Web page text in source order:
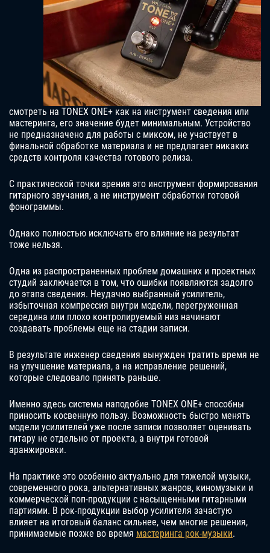
смотреть на TONEX ONE+ как на инструмент сведения или
мастеринга, его значение будет минимальным. Устройство
не предназначено для работы с миксом, не участвует в
финальной обработке материала и не предлагает никаких
средств контроля качества готового релиза.
С практической точки зрения это инструмент формирования
гитарного звучания, а не инструмент обработки готовой
фонограммы.
Однако полностью исключать его влияние на результат
тоже нельзя.
Одна из распространенных проблем домашних и проектных
студий заключается в том, что ошибки появляются задолго
до этапа сведения. Неудачно выбранный усилитель,
избыточная компрессия внутри модели, перегруженная
середина или плохо контролируемый низ начинают
создавать проблемы еще на стадии записи.
В результате инженер сведения вынужден тратить время не
на улучшение материала, а на исправление решений,
которые следовало принять раньше.
Именно здесь системы наподобие TONEX ONE+ способны
приносить косвенную пользу. Возможность быстро менять
модели усилителей уже после записи позволяет оценивать
гитару не отдельно от проекта, а внутри готовой
аранжировки.
На практике это особенно актуально для тяжелой музыки,
современного рока, альтернативных жанров, киномузыки и
коммерческой поп-продукции с насыщенными гитарными
партиями. В рок-продукции выбор усилителя зачастую
влияет на итоговый баланс сильнее, чем многие решения,
принимаемые позже во время мастеринга рок-музыки.